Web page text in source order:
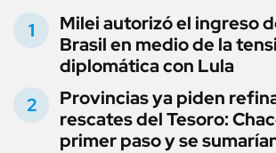
Milei autorizó el ingreso
Brasil en medio de la
diplomática con Lula
Provincias ya piden
rescates del Tesoro:
primer paso y se